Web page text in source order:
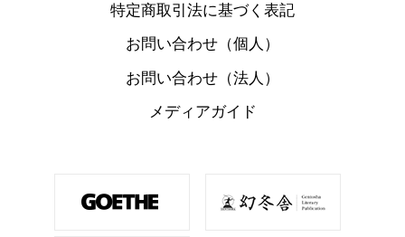
特定商取引法に基づく表記
お問い合わせ（個人）
お問い合わせ（法人）
メディアガイド